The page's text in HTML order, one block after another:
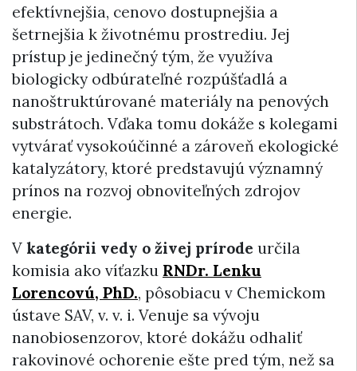
efektívnejšia, cenovo dostupnejšia a
šetrnejšia k životnému prostrediu. Jej
prístup je jedinečný tým, že využíva
biologicky odbúrateľné rozpúšťadlá a
nanoštruktúrované materiály na penových
substrátoch. Vďaka tomu dokáže s kolegami
vytvárať vysokoúčinné a zároveň ekologické
katalyzátory, ktoré predstavujú významný
prínos na rozvoj obnoviteľných zdrojov
energie.
V kategórii vedy o živej prírode určila
komisia ako víťazku RNDr. Lenku
Lorencovú, PhD., pôsobiacu v Chemickom
ústave SAV, v. v. i. Venuje sa vývoju
nanobiosenzorov, ktoré dokážu odhaliť
rakovinové ochorenie ešte pred tým, než sa